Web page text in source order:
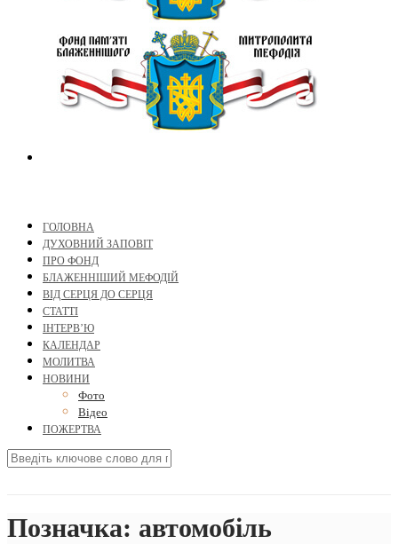
ГОЛОВНА
ДУХОВНИЙ ЗАПОВІТ
ПРО ФОНД
БЛАЖЕННІШИЙ МЕФОДІЙ
ВІД СЕРЦЯ ДО СЕРЦЯ
СТАТТІ
ІНТЕРВ’Ю
КАЛЕНДАР
МОЛИТВА
НОВИНИ
Фото
Відео
ПОЖЕРТВА
Позначка: автомобіль